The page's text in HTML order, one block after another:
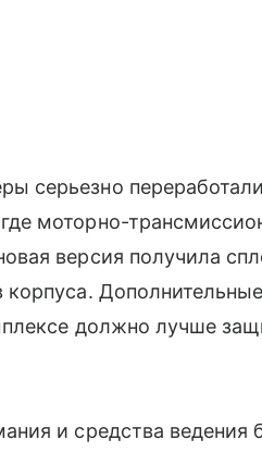
серьезно
моторно-
версия получила
корпуса.
должно лучше
и средства ведения